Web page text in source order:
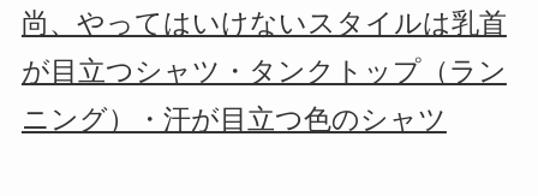
尚、やってはいけないスタイルは乳首
が目立つシャツ・タンクトップ（ラン
ニング）・汗が目立つ色のシャツ